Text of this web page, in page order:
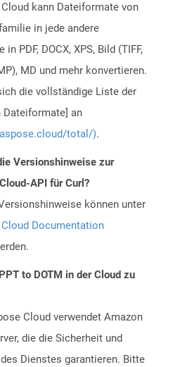
kann Dateiformate von
in jede andere
PDF, DOCX, XPS, Bild (TIFF,
MD und mehr konvertieren.
die vollständige Liste der
Dateiformate] an
total/).
Versionshinweise zur
API für Curl?
können unter
Documentation
to DOTM in der Cloud zu
Cloud verwendet Amazon
die die Sicherheit und
Dienstes garantieren. Bitte